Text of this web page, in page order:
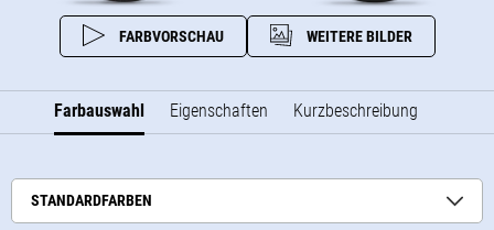
FARBVORSCHAU WEITERE BILDER
Farbauswahl Eigenschaften Kurzbeschreibung
STANDARDFARBEN